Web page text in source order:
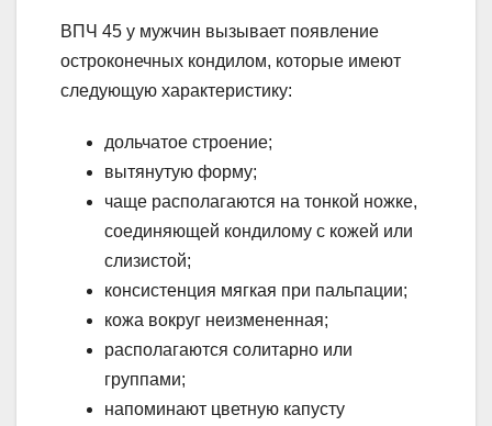
ВПЧ 45 у мужчин вызывает появление
остроконечных кондилом, которые имеют
следующую характеристику:
дольчатое строение;
вытянутую форму;
чаще располагаются на тонкой ножке,
соединяющей кондилому с кожей или
слизистой;
консистенция мягкая при пальпации;
кожа вокруг неизмененная;
располагаются солитарно или
группами;
напоминают цветную капусту